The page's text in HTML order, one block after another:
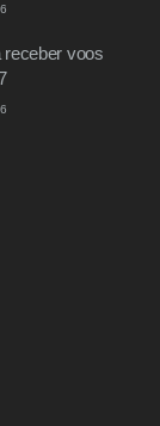
receber voos